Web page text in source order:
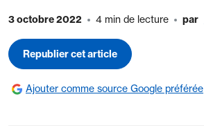
3 octobre 2022 4 min de lecture par
Republier cet article
Ajouter comme source Google préférée